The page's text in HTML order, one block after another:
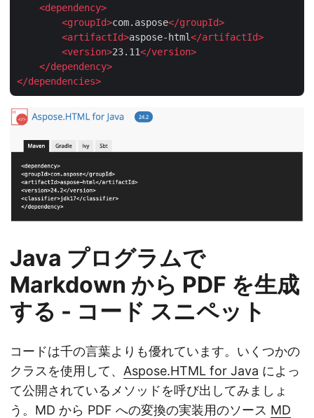
<dependency>
<groupId>com.aspose</groupId>
<artifactId>aspose-html</artifactId>
<version>23.11</version>
</dependency>
</dependencies>
Java プログラムで
Markdown から PDF を生成
する - コード スニペット
コードは千の言葉よりも優れています。いくつかの
クラスを使用して、 Aspose.HTML for Java によっ
て公開されているメソッドを呼び出してみましょ
う。MD から PDF への変換の実装用のソース MD